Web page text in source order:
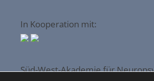
In Kooperation mit:
Süd-West-Akademie für